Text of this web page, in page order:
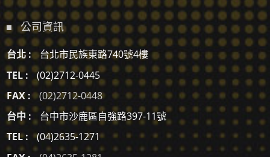
公司資訊
台北 : 台北市民族東路740號4樓
TEL :
(02)2712-0445
FAX : (02)2712-0448
台中 :
台中市沙鹿區自強路397-11號
TEL :
(04)2635-1271